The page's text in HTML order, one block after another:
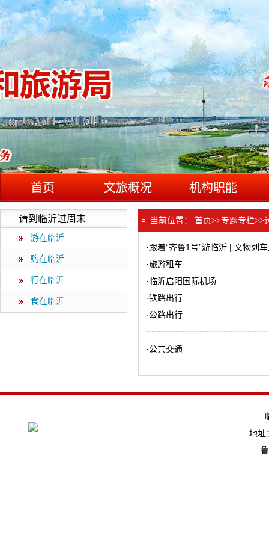
首页 文旅概况 机构职能
请到临沂过周末
游在临沂
购在临沂
行在临沂
食在临沂
当前位置： 首页>>专题专栏>>
·跟着“齐鲁1号”游临沂 | 文物列
·旅游租车
·临沂启阳国际机场
·铁路出行
·公路出行
·公共交通
地址